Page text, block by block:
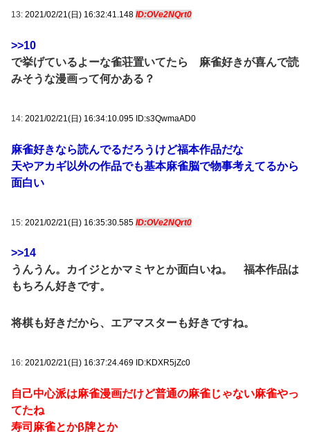
13: 2021/02/21(日) 16:32:41.148 ID:OVe2NQrt0
>>10
で挙げているよーな雀荘置いてたら 麻雀好きが喜んで読
みそうな漫画って何かある？
14: 2021/02/21(日) 16:34:10.095 ID:s3QwmaAD0
麻雀好きなら読んでるだろうけど福本作品だな
天やアカギ以外の作品でも基本麻雀脳で物事考えてるから
面白い
15: 2021/02/21(日) 16:35:30.585 ID:OVe2NQrt0
>>14
うんうん。カイジとかマミヤとか面白いね。 福本作品は
もちろん好きです。
将棋も好きだから、エアマスターも好きですね。
16: 2021/02/21(日) 16:37:24.469 ID:KDXR5jZc0
自己中心派は麻雀漫画だけど普通の麻雀じゃない麻雀やっ
てたね
寿司麻雀とかβ牌とか